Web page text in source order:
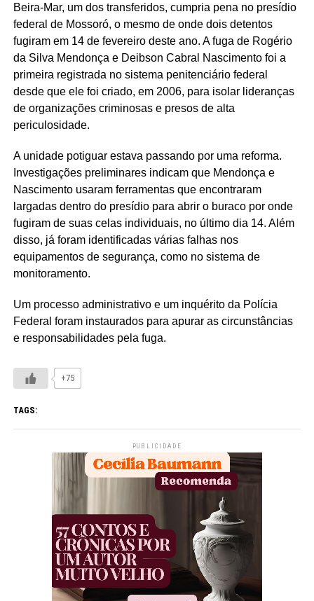
Beira-Mar, um dos transferidos, cumpria pena no presídio
federal de Mossoró, o mesmo de onde dois detentos
fugiram em 14 de fevereiro deste ano. A fuga de Rogério
da Silva Mendonça e Deibson Cabral Nascimento foi a
primeira registrada no sistema penitenciário federal
desde que ele foi criado, em 2006, para isolar lideranças
de organizações criminosas e presos de alta
periculosidade.
A unidade potiguar estava passando por uma reforma.
Investigações preliminares indicam que Mendonça e
Nascimento usaram ferramentas que encontraram
largadas dentro do presídio para abrir o buraco por onde
fugiram de suas celas individuais, no último dia 14. Além
disso, já foram identificadas várias falhas nos
equipamentos de segurança, como no sistema de
monitoramento.
Um processo administrativo e um inquérito da Polícia
Federal foram instaurados para apurar as circunstâncias
e responsabilidades pela fuga.
+75
TAGS:
PUBLICIDADE